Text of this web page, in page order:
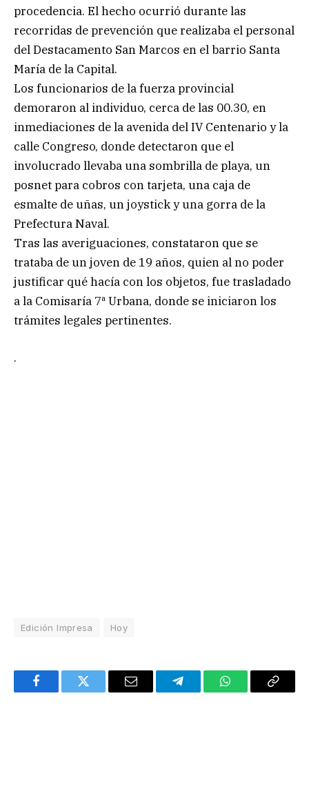
procedencia. El hecho ocurrió durante las
recorridas de prevención que realizaba el personal
del Destacamento San Marcos en el barrio Santa
María de la Capital.
Los funcionarios de la fuerza provincial
demoraron al individuo, cerca de las 00.30, en
inmediaciones de la avenida del IV Centenario y la
calle Congreso, donde detectaron que el
involucrado llevaba una sombrilla de playa, un
posnet para cobros con tarjeta, una caja de
esmalte de uñas, un joystick y una gorra de la
Prefectura Naval.
Tras las averiguaciones, constataron que se
trataba de un joven de 19 años, quien al no poder
justificar qué hacía con los objetos, fue trasladado
a la Comisaría 7ª Urbana, donde se iniciaron los
trámites legales pertinentes.
.
Edición Impresa Hoy
FacebookTwitter Email TelegramWhatsAppCopy